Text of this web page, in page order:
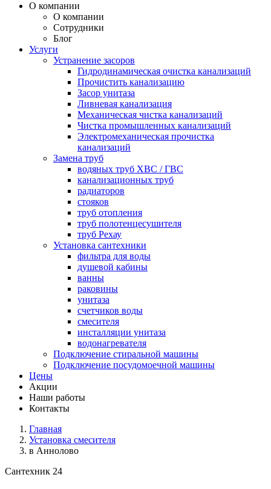
О компании
О компании
Сотрудники
Блог
Услуги
Устранение засоров
Гидродинамическая очистка канализаций
Прочистить канализацию
Засор унитаза
Ливневая канализация
Механическая чистка канализаций
Чистка промышленных канализаций
Электромеханическая прочистка
канализаций
Замена труб
водяных труб ХВС / ГВС
канализационных труб
радиаторов
стояков
труб отопления
труб полотенцесушителя
труб Рехау
Установка сантехники
фильтра для воды
душевой кабины
ванны
раковины
унитаза
счетчиков воды
смесителя
инсталляции унитаза
водонагревателя
Подключение стиральной машины
Подключение посудомоечной машины
Цены
Акции
Наши работы
Контакты
Главная
Установка смесителя
в Аннолово
Сантехник 24